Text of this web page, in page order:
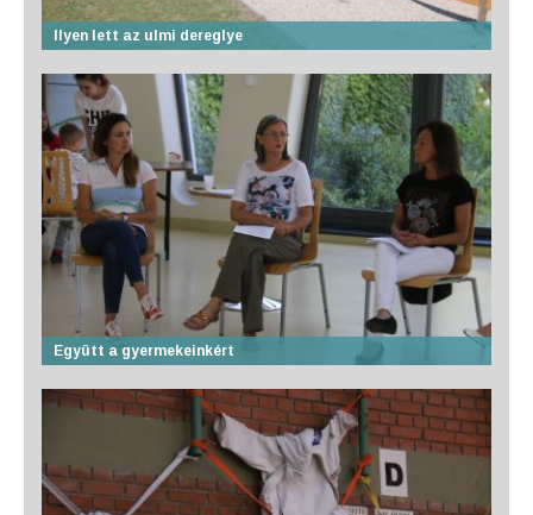
Ilyen lett az ulmi dereglye
Együtt a gyermekeinkért